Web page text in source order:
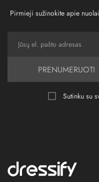
Pirmieji sužinokite apie
PRENUMERUOTI
Sutinku su